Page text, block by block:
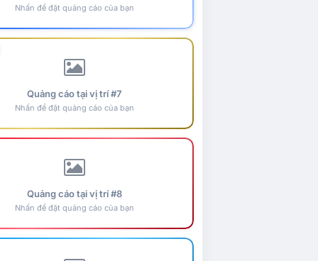
Nhấn để đặt quảng cáo của bạn
Quảng cáo tại vị trí #7
Nhấn để đặt quảng cáo của bạn
Quảng cáo tại vị trí #8
Nhấn để đặt quảng cáo của bạn